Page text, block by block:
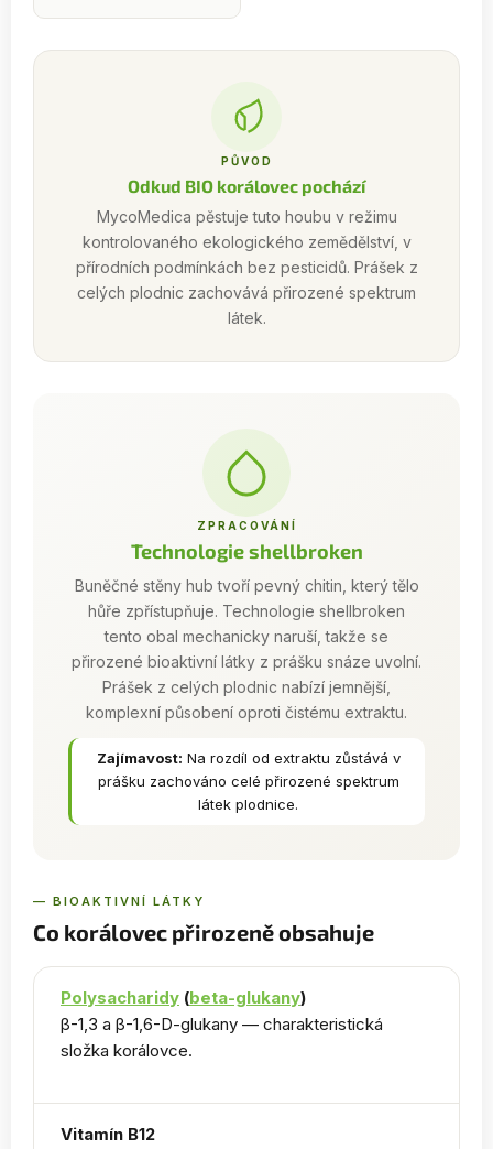
PŮVOD
Odkud BIO korálovec pochází
MycoMedica pěstuje tuto houbu v režimu
kontrolovaného ekologického zemědělství, v
přírodních podmínkách bez pesticidů. Prášek z
celých plodnic zachovává přirozené spektrum
látek.
ZPRACOVÁNÍ
Technologie shellbroken
Buněčné stěny hub tvoří pevný chitin, který tělo
hůře zpřístupňuje. Technologie shellbroken
tento obal mechanicky naruší, takže se
přirozené bioaktivní látky z prášku snáze uvolní.
Prášek z celých plodnic nabízí jemnější,
komplexní působení oproti čistému extraktu.
Zajímavost: Na rozdíl od extraktu zůstává v
prášku zachováno celé přirozené spektrum
látek plodnice.
— BIOAKTIVNÍ LÁTKY
Co korálovec přirozeně obsahuje
Polysacharidy (beta-glukany)
β-1,3 a β-1,6-D-glukany — charakteristická
složka korálovce.
Vitamín B12